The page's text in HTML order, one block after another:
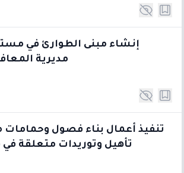
إنشاء مبنى الطوارئ في
مديرية
تنفيذ أعمال بناء فصول وحمامات
تأهيل وتوريدات متعلقة في